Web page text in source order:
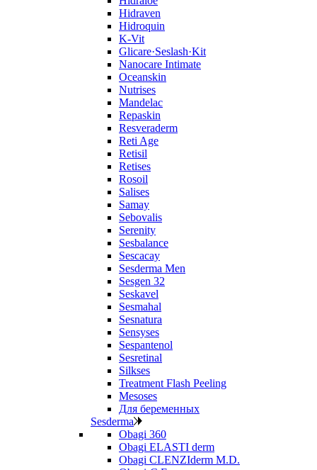
Hidraven
Hidroquin
K-Vit
Glicare·Seslash·Kit
Nanocare Intimate
Oceanskin
Nutrises
Mandelac
Repaskin
Resveraderm
Reti Age
Retisil
Retises
Rosoil
Salises
Samay
Sebovalis
Serenity
Sesbalance
Sescacay
Sesderma Men
Sesgen 32
Seskavel
Sesmahal
Sesnatura
Sensyses
Sespantenol
Sesretinal
Silkses
Treatment Flash Peeling
Mesoses
Для беременных
Sesderma
Obagi 360
Obagi ELASTI derm
Obagi CLENZIderm M.D.